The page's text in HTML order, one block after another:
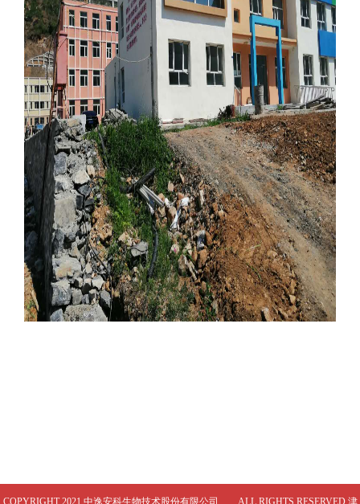
COPYRIGHT 2021 中逸安科生物技术股份有限公司 ALL RIGHTS RESERVED 津